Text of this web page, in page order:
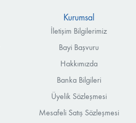
Kurumsal
İletişim Bilgilerimiz
Bayi Başvuru
Hakkımızda
Banka Bilgileri
Üyelik Sözleşmesi
Mesafeli Satış Sözleşmesi